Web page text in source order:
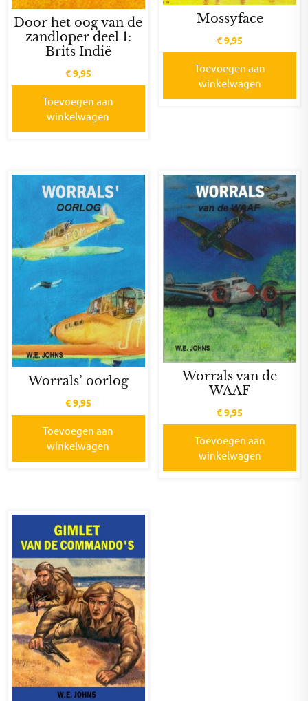
Door het oog van de
zandloper deel 1:
Brits Indië
€9,95
Toevoegen aan
winkelwagen
Mossyface
€9,95
Toevoegen aan
winkelwagen
Worrals’ oorlog
€9,95
Toevoegen aan
winkelwagen
Worrals van de
WAAF
€9,95
Toevoegen aan
winkelwagen